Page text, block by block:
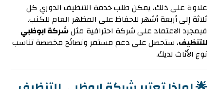
علاوة على ذلك، يمكن طلب خدمة التنظيف الدوري كل
ثلاثة إلى أربعة أشهر للحفاظ على المظهر العام للكنب.
فبمجرد الاعتماد على شركة احترافية مثلشركة ابوظبي
للتنظيف، ستحصل على دعم مستمر ونصائح مخصصة تناسب
نوع الأثاث لديك.